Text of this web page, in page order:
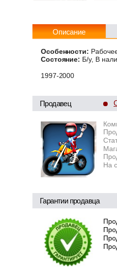
Описание
Особенности:
Состояние: Б/у, В
1997-2000
Продавец
На
Гарантии продавца